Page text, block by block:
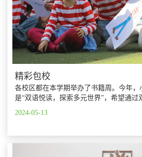
精彩包校
各校区都在本学期举办了书籍周。今年
是“双语悦读，探索多元世界”，希望通过
2024-05-13